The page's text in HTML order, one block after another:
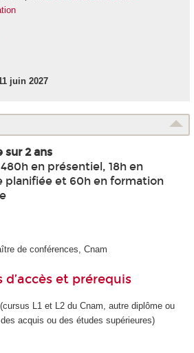
juin 2027
sur 2 ans
en présentiel, 18h en
planifiée et 60h en formation
de conférences, Cnam
et prérequis
L1 et L2 du Cnam, autre diplôme ou
acquis ou des études supérieures)